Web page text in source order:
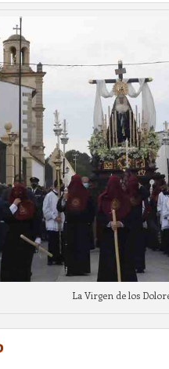
La Virgen de los